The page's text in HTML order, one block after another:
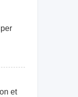
et